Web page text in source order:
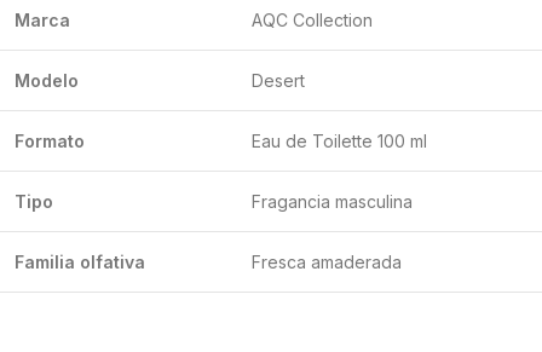
Marca AQC Collection
Modelo Desert
Formato Eau de Toilette 100 ml
Tipo Fragancia masculina
Familia olfativa Fresca amaderada